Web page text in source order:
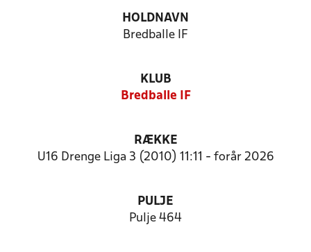
HOLDNAVN
Bredballe IF
KLUB
Bredballe IF
RÆKKE
U16 Drenge Liga 3 (2010) 11:11 - forår 2026
PULJE
Pulje 464